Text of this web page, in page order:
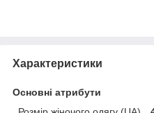
Характеристики
Основні атрибути